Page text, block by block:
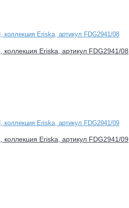
коллекция Eriska, артикул FDG2941/08
коллекция Eriska, артикул FDG2941/09